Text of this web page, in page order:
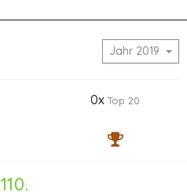
Jahr 2019
0xTop 20
110.